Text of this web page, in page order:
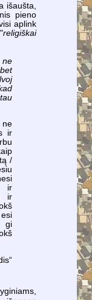
išaušta,
pieno
aplink
religiškai
ir
/
ir
ir
gi